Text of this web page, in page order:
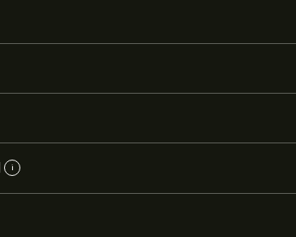
i